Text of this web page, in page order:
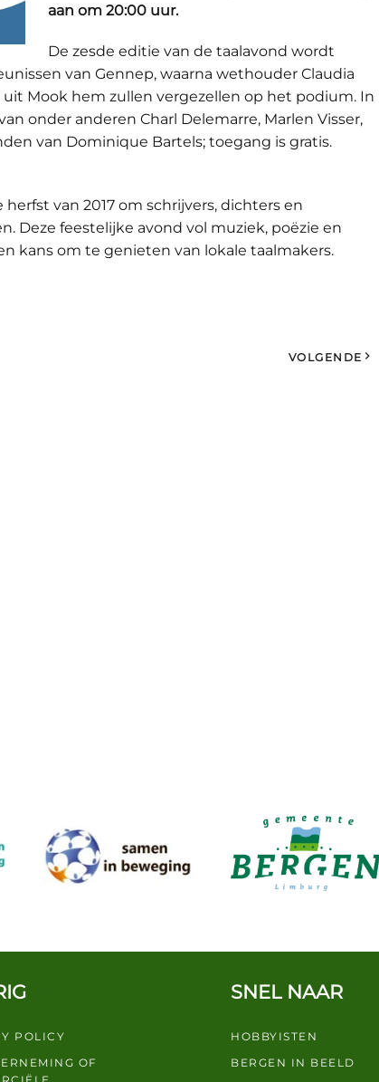
aan om 20:00 uur.
De zesde editie van de taalavond wordt
van Gennep, waarna wethouder Claudia
Mook hem zullen vergezellen op het podium. In
onder anderen Charl Delemarre, Marlen Visser,
van Dominique Bartels; toegang is gratis.
van 2017 om schrijvers, dichters en
Deze feestelijke avond vol muziek, poëzie en
kans om te genieten van lokale taalmakers.
VOLGENDE
POLICY
OF
SNEL NAAR
HOBBYISTEN
BERGEN IN BEELD